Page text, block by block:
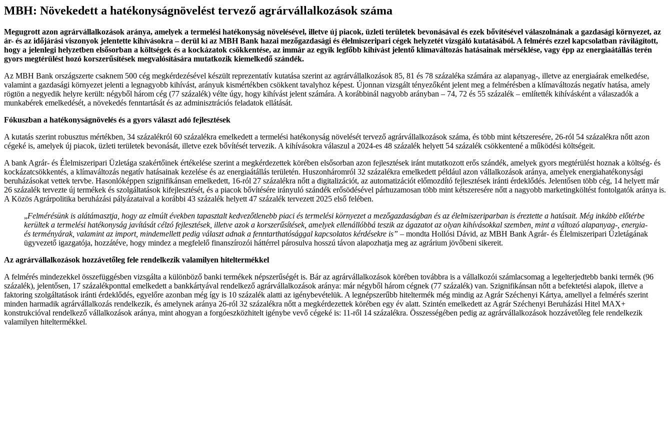
MBH: Növekedett a hatékonyságnövelést tervező agrárvállalkozások száma
Megugrott azon agrárvállalkozások aránya, amelyek a termelési hatékonyság növelésével, illetve új piacok, üzleti területek bevonásával és ezek bővítésével válaszolnának a gazdasági környezet, az
ár- és az időjárási viszonyok jelentette kihívásokra – derül ki az MBH Bank hazai mezőgazdasági és élelmiszeripari cégek helyzetét vizsgáló kutatásából. A felmérés ezzel kapcsolatban rávilágított,
hogy a jelenlegi helyzetben elsősorban a költségek és a kockázatok csökkentése, az immár az egyik legfőbb kihívást jelentő klímaváltozás hatásainak mérséklése, vagy épp az energiaátállás terén
gyors megtérülést hozó korszerűsítések megvalósítására mutatkozik kiemelkedő szándék.
Az MBH Bank országszerte csaknem 500 cég megkérdezésével készült reprezentatív kutatása szerint az agrárvállalkozások 85, 81 és 78 százaléka számára az alapanyag-, illetve az energiaárak emelkedése,
valamint a gazdasági környezet jelenti a legnagyobb kihívást, arányuk kismértékben csökkent tavalyhoz képest. Újonnan vizsgált tényezőként jelent meg a felmérésben a klímaváltozás negatív hatása, amely
rögtön a negyedik helyre került: négyből három cég (77 százalék) vélte úgy, hogy kihívást jelent számára. A korábbinál nagyobb arányban – 74, 72 és 55 százalék – említették kihívásként a válaszadók a
munkabérek emelkedését, a növekedés fenntartását és az adminisztrációs feladatok ellátását.
Fókuszban a hatékonyságnövelés és a gyors választ adó fejlesztések
A kutatás szerint robusztus mértékben, 34 százalékról 60 százalékra emelkedett a termelési hatékonyság növelését tervező agrárvállalkozások száma, és több mint kétszeresére, 26-ról 54 százalékra nőtt azon
cégeké is, amelyek új piacok, üzleti területek bevonását, illetve ezek bővítését tervezik. A kihívásokra válaszul a 2024-es 48 százalék helyett 54 százalék csökkentené a működési költségeit.
A bank Agrár- és Élelmiszeripari Üzletága szakértőinek értékelése szerint a megkérdezettek körében elsősorban azon fejlesztések iránt mutatkozott erős szándék, amelyek gyors megtérülést hoznak a költség- és
kockázatcsökkentés, a klímaváltozás negatív hatásainak kezelése és az energiaátállás területén. Huszonháromról 32 százalékra emelkedett például azon vállalkozások aránya, amelyek energiahatékonysági
beruházásokat vettek tervbe. Hasonlóképpen szignifikánsan emelkedett, 16-ról 27 százalékra nőtt a digitalizációt, az automatizációt előmozdító fejlesztések iránti érdeklődés. Jelentősen több cég, 14 helyett már
26 százalék tervezte új termékek és szolgáltatások kifejlesztését, és a piacok bővítésére irányuló szándék erősödésével párhuzamosan több mint kétszeresére nőtt a nagyobb marketingköltést fontolgatók aránya is.
A Közös Agrárpolitika beruházási pályázataival a korábbi 43 százalék helyett 47 százalék tervezett 2025 első felében.
„Felmérésünk is alátámasztja, hogy az elmúlt években tapasztalt kedvezőtlenebb piaci és termelési környezet a mezőgazdaságban és az élelmiszeriparban is éreztette a hatásait. Még inkább előtérbe
kerültek a termelési hatékonyság javítását célzó fejlesztések, illetve azok a korszerűsítések, amelyek ellenállóbbá teszik az ágazatot az olyan kihívásokkal szemben, mint a változó alapanyag-, energia-
és terményárak, valamint az import, mindemellett pedig választ adnak a fenntarthatósággal kapcsolatos kérdésekre is” – mondta Hollósi Dávid, az MBH Bank Agrár- és Élelmiszeripari Üzletágának
ügyvezető igazgatója, hozzátéve, hogy mindez a megfelelő finanszírozói háttérrel párosulva hosszú távon alapozhatja meg az agrárium jövőbeni sikereit.
Az agrárvállalkozások hozzávetőleg fele rendelkezik valamilyen hiteltermékkel
A felmérés mindezekkel összefüggésben vizsgálta a különböző banki termékek népszerűségét is. Bár az agrárvállalkozások körében továbbra is a vállalkozói számlacsomag a legelterjedtebb banki termék (96
százalék), jelentősen, 17 százalékponttal emelkedett a bankkártyával rendelkező agrárvállalkozások aránya: már négyből három cégnek (77 százalék) van. Szignifikánsan nőtt a befektetési alapok, illetve a
faktoring szolgáltatások iránti érdeklődés, egyelőre azonban még így is 10 százalék alatti az igénybevételük. A legnépszerűbb hiteltermék még mindig az Agrár Széchenyi Kártya, amellyel a felmérés szerint
minden harmadik agrárvállalkozás rendelkezik, és amelynek aránya 26-ról 32 százalékra nőtt a megkérdezettek körében egy év alatt. Szintén emelkedett az Agrár Széchenyi Beruházási Hitel MAX+
konstrukcióval rendelkező vállalkozások aránya, mint ahogyan a forgóeszközhitelt igénybe vevő cégeké is: 11-ről 14 százalékra. Összességében pedig az agrárvállalkozások hozzávetőleg fele rendelkezik
valamilyen hiteltermékkel.